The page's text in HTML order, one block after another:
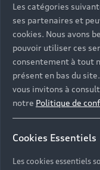
Les catégories
ses partenaires et
cookies. Nous avons
pouvoir utiliser ces
consentement à tout
présent en bas du
vous invitons à
notre Politique de
Cookies Essentiels
Les cookies essentiels